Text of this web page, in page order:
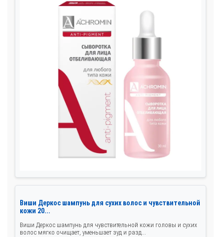
Виши Деркос шампунь для сухих волос и чувствительной
кожи 20...
Виши Деркос шампунь для чувствительной кожи головы и сухих
волос мягко очищает, уменьшает зуд и разд...